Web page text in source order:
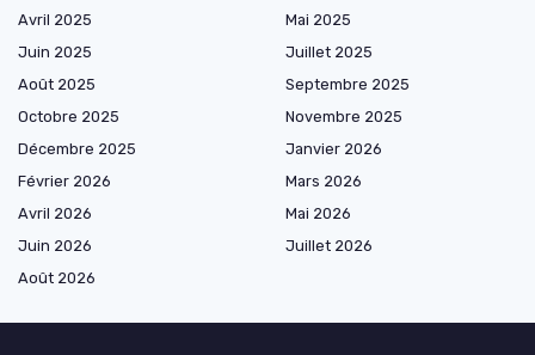
Avril 2025
Mai 2025
Juin 2025
Juillet 2025
Août 2025
Septembre 2025
Octobre 2025
Novembre 2025
Décembre 2025
Janvier 2026
Février 2026
Mars 2026
Avril 2026
Mai 2026
Juin 2026
Juillet 2026
Août 2026